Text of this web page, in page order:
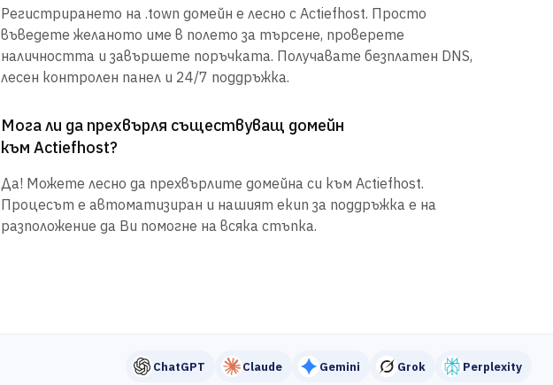
Регистрирането на .town домейн е лесно с Actiefhost. Просто
въведете желаното име в полето за търсене, проверете
наличността и завършете поръчката. Получавате безплатен DNS,
лесен контролен панел и 24/7 поддръжка.
Мога ли да прехвърля съществуващ домейн
към Actiefhost?
Да! Можете лесно да прехвърлите домейна си към Actiefhost.
Процесът е автоматизиран и нашият екип за поддръжка е на
разположение да Ви помогне на всяка стъпка.
ChatGPT Claude Gemini Grok Perplexity